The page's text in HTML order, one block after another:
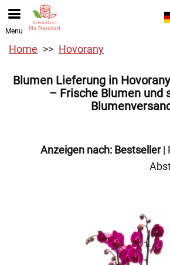
Menu
Home Hovorany
Blumen Lieferung in
– Frische Blumen und
Anzeigen nach: Bestseller|